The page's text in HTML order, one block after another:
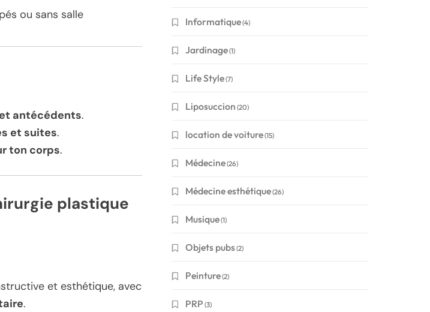
ou sans salle
antécédents.
et suites.
ton corps.
plastique
et esthétique, avec
.
Informatique(4)
Jardinage(1)
Life Style(7)
Liposuccion (20)
location de voiture(15)
Médecine(26)
Médecine esthétique(26)
Musique(1)
Objets pubs(2)
Peinture(2)
PRP (3)